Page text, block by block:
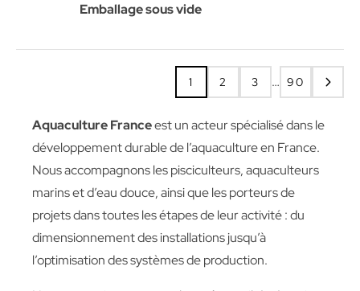
Emballage sous vide
1 2 3 … 90
Aquaculture Franceest un acteur spécialisé dans le
développement durable de l’aquaculture en France.
Nous accompagnons les pisciculteurs, aquaculteurs
marins et d’eau douce, ainsi que les porteurs de
projets dans toutes les étapes de leur activité : du
dimensionnement des installations jusqu’à
l’optimisation des systèmes de production.